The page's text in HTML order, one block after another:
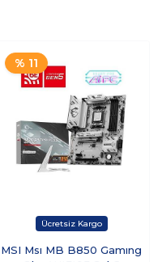
% 11
MSI Msı MB B850 Gamıng